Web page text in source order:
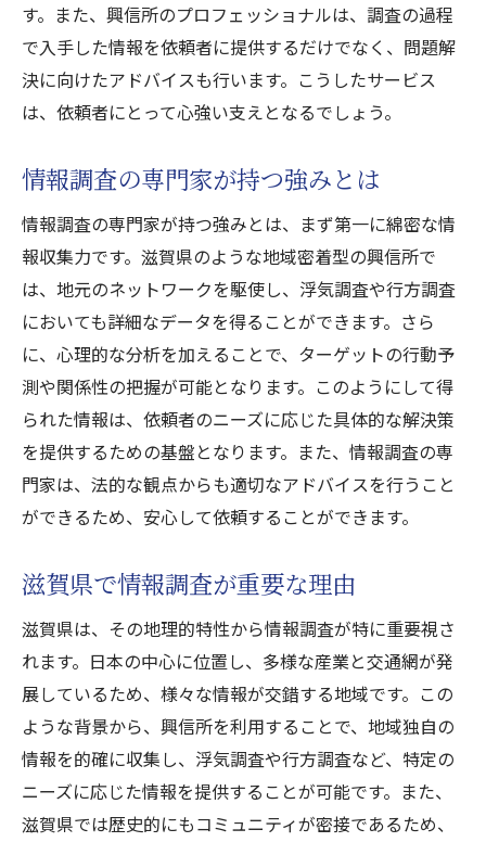
す。また、興信所のプロフェッショナルは、調査の過程
で入手した情報を依頼者に提供するだけでなく、問題解
決に向けたアドバイスも行います。こうしたサービス
は、依頼者にとって心強い支えとなるでしょう。
情報調査の専門家が持つ強みとは
情報調査の専門家が持つ強みとは、まず第一に綿密な情
報収集力です。滋賀県のような地域密着型の興信所で
は、地元のネットワークを駆使し、浮気調査や行方調査
においても詳細なデータを得ることができます。さら
に、心理的な分析を加えることで、ターゲットの行動予
測や関係性の把握が可能となります。このようにして得
られた情報は、依頼者のニーズに応じた具体的な解決策
を提供するための基盤となります。また、情報調査の専
門家は、法的な観点からも適切なアドバイスを行うこと
ができるため、安心して依頼することができます。
滋賀県で情報調査が重要な理由
滋賀県は、その地理的特性から情報調査が特に重要視さ
れます。日本の中心に位置し、多様な産業と交通網が発
展しているため、様々な情報が交錯する地域です。この
ような背景から、興信所を利用することで、地域独自の
情報を的確に収集し、浮気調査や行方調査など、特定の
ニーズに応じた情報を提供することが可能です。また、
滋賀県では歴史的にもコミュニティが密接であるため、